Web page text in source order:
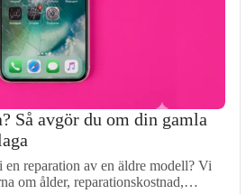
Så avgör du om din gamla
en reparation av en äldre modell? Vi
om ålder, reparationskostnad,…